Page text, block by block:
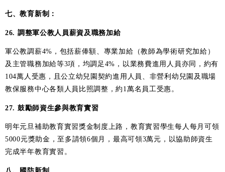
七、教育新制：
26. 調整軍公教人員薪資及職務加給
軍公教調薪4%，包括薪俸額、專業加給（教師為學術研究加給）
及主管職務加給等3項，均調足4%，以業務費進用人員亦同，約有
104萬人受惠，且公立幼兒園契約進用人員、非營利幼兒園及職場
教保服務中心各類人員比照調整，約1萬名員工受惠。
27. 鼓勵師資生參與教育實習
明年元旦補助教育實習獎金制度上路，教育實習學生每人每月可領
5000元獎助金，至多請領6個月，最高可領3萬元，以協助師資生
完成半年教育實習。